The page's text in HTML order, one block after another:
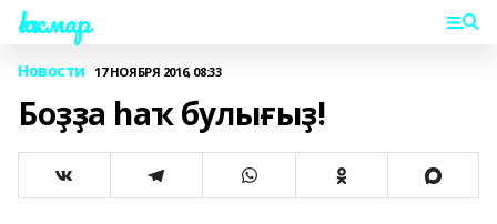
Һаҡмар
Новости 17 НОЯБРЯ 2016, 08:33
Боҙҙа һаҡ булығыҙ!